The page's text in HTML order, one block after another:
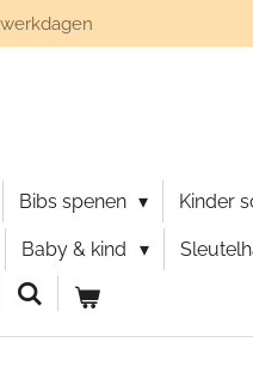
Bibs spenen Kinder
Baby & kind